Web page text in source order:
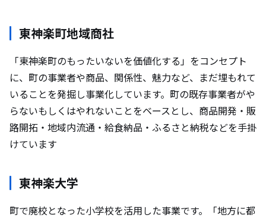
東神楽町地域商社
「東神楽町のもったいないを価値化する」をコンセプト
に、町の事業者や商品、関係性、魅力など、まだ埋もれて
いることを発掘し事業化しています。町の既存事業者がや
らないもしくはやれないことをベースとし、商品開発・販
路開拓・地域内流通・給食納品・ふるさと納税などを手掛
けています
東神楽大学
町で廃校となった小学校を活用した事業です。「地方に都